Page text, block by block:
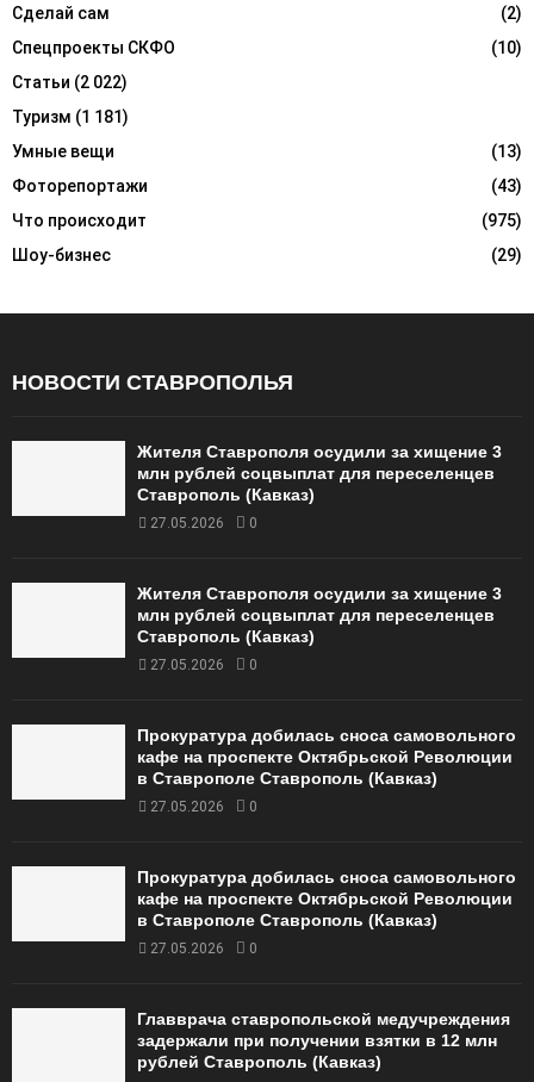
Сделай сам
(2)
Спецпроекты СКФО
(10)
Статьи (2 022)
Туризм (1 181)
Умные вещи
(13)
Фоторепортажи
(43)
Что происходит
(975)
Шоу-бизнес
(29)
НОВОСТИ СТАВРОПОЛЬЯ
Жителя Ставрополя осудили за хищение 3
млн рублей соцвыплат для переселенцев
Ставрополь (Кавказ)
27.05.2026 0
Жителя Ставрополя осудили за хищение 3
млн рублей соцвыплат для переселенцев
Ставрополь (Кавказ)
27.05.2026 0
Прокуратура добилась сноса самовольного
кафе на проспекте Октябрьской Революции
в Ставрополе Ставрополь (Кавказ)
27.05.2026 0
Прокуратура добилась сноса самовольного
кафе на проспекте Октябрьской Революции
в Ставрополе Ставрополь (Кавказ)
27.05.2026 0
Главврача ставропольской медучреждения
задержали при получении взятки в 12 млн
рублей Ставрополь (Кавказ)